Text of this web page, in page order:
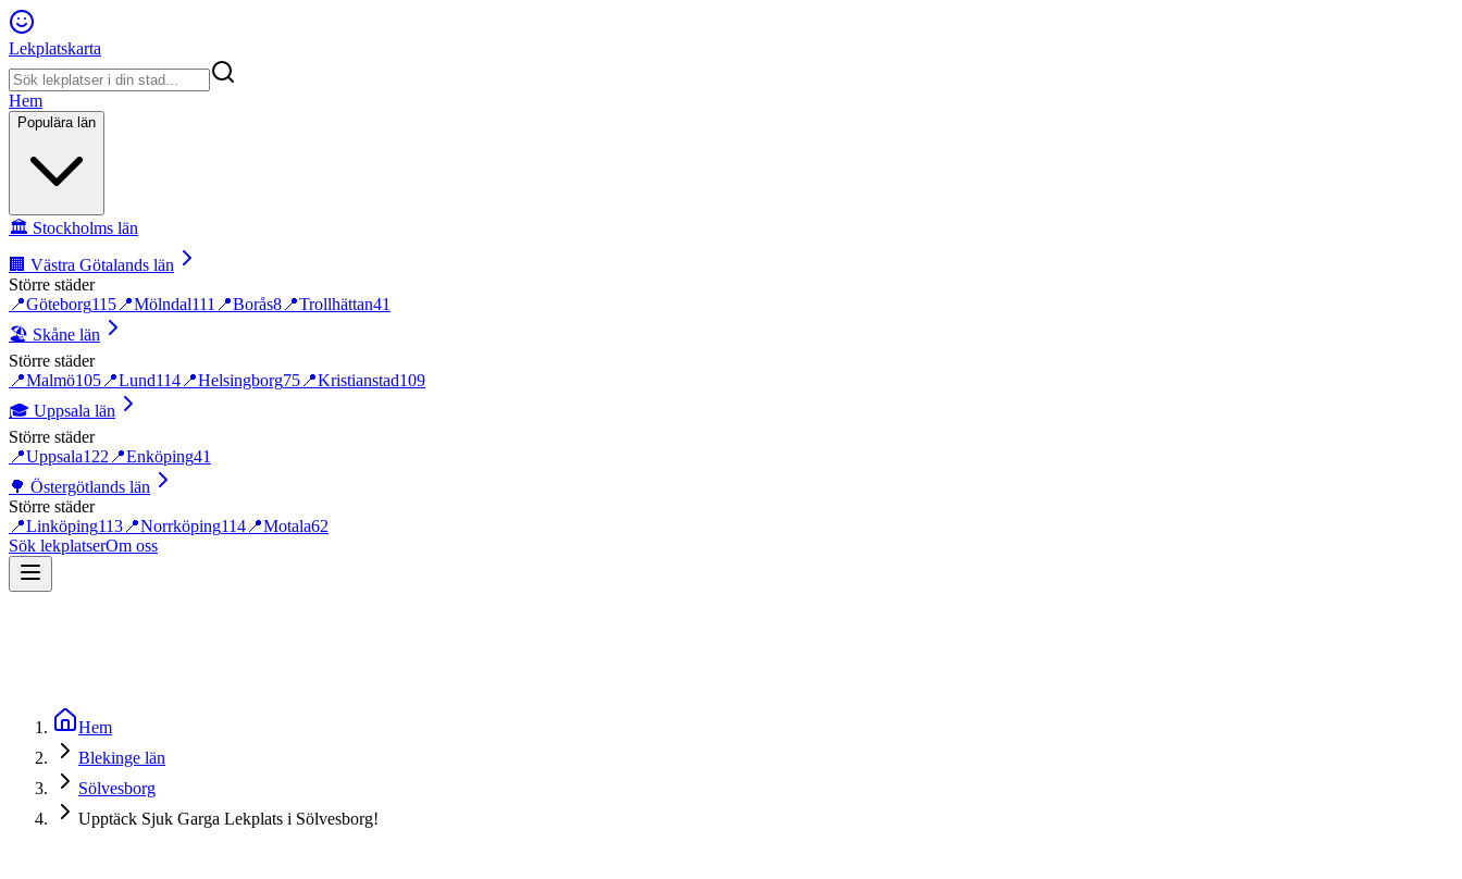
Lekplatskarta
Hem
Populära län
🏛️ Stockholms län
🏢 Västra Götalands län
Större städer
📍Göteborg115 📍Mölndal111 📍Borås8 📍Trollhättan41
🏖️ Skåne län
Större städer
📍Malmö105 📍Lund114 📍Helsingborg75 📍Kristianstad109
🎓 Uppsala län
Större städer
📍Uppsala122 📍Enköping41
🌳 Östergötlands län
Större städer
📍Linköping113 📍Norrköping114 📍Motala62
Sök lekplatserOm oss
Hem
Blekinge län
Sölvesborg
Upptäck Sjuk Garga Lekplats i Sölvesborg!